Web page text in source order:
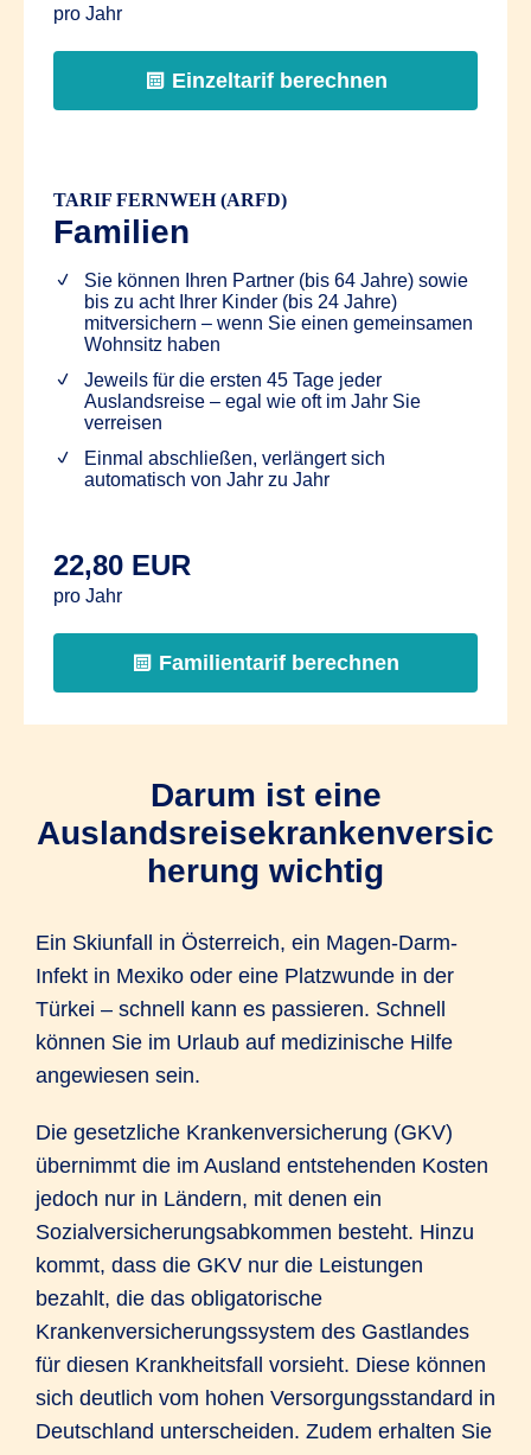
pro Jahr
Einzeltarif berechnen
TARIF FERNWEH (ARFD)
Familien
Sie können Ihren Partner (bis 64 Jahre) sowie
bis zu acht Ihrer Kinder (bis 24 Jahre)
mitversichern – wenn Sie einen gemeinsamen
Wohnsitz haben
Jeweils für die ersten 45 Tage jeder
Auslandsreise – egal wie oft im Jahr Sie
verreisen
Einmal abschließen, verlängert sich
automatisch von Jahr zu Jahr
22,80 EUR
pro Jahr
Familientarif berechnen
Darum ist eine
Auslandsreisekrankenversic
herung wichtig
Ein Skiunfall in Österreich, ein Magen-Darm-
Infekt in Mexiko oder eine Platzwunde in der
Türkei – schnell kann es passieren. Schnell
können Sie im Urlaub auf medizinische Hilfe
angewiesen sein.
Die gesetzliche Krankenversicherung (GKV)
übernimmt die im Ausland entstehenden Kosten
jedoch nur in Ländern, mit denen ein
Sozialversicherungsabkommen besteht. Hinzu
kommt, dass die GKV nur die Leistungen
bezahlt, die das obligatorische
Krankenversicherungssystem des Gastlandes
für diesen Krankheitsfall vorsieht. Diese können
sich deutlich vom hohen Versorgungsstandard in
Deutschland unterscheiden. Zudem erhalten Sie